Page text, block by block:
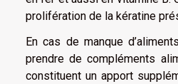
prolifération de la kératine
En cas de manque
prendre de compléments
constituent un apport